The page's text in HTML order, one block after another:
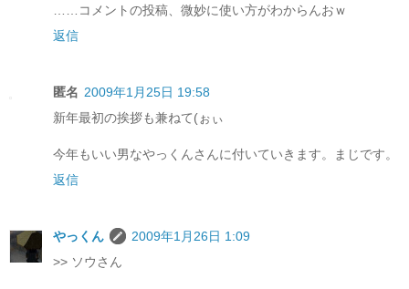
……コメントの投稿、微妙に使い方がわからんおｗ
返信
匿名 2009年1月25日 19:58
新年最初の挨拶も兼ねて(ぉぃ
今年もいい男なやっくんさんに付いていきます。まじです。
返信
やっくん
2009年1月26日 1:09
>> ソウさん